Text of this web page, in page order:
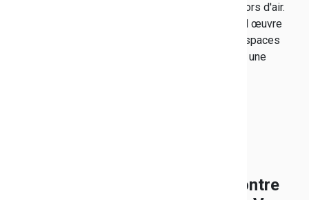
Ces bâtiments sont aujourd'hui hors d'eau et au hors d'air.
Entre janvier et juillet 2019, les travaux de second œuvre
seront effectués ainsi que l'aménagement des espaces
extérieurs pour garantir aux collégiens bandolais, une
Le Toulon Elite Futsal à la rencontre